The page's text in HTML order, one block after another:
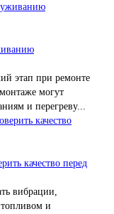
этап при ремонте
могут
и перегреву...
качество перед
вибрации,
и